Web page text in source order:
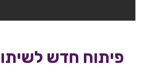
פיתוח חדש